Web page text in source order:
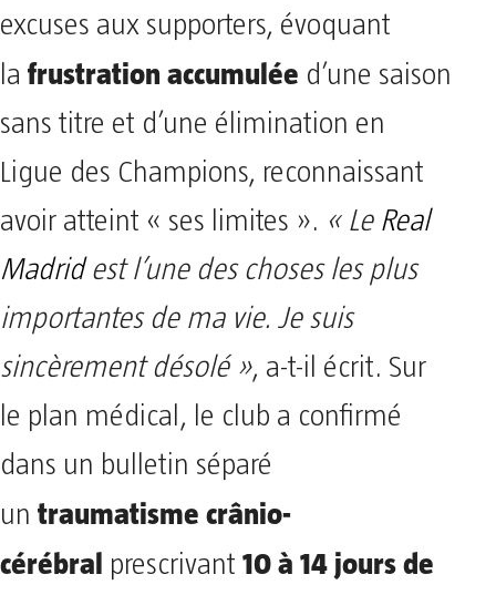
excuses aux supporters, évoquant
la frustration accumulée d’une saison
sans titre et d’une élimination en
Ligue des Champions, reconnaissant
avoir atteint « ses limites ». « Le Real
Madridest l’une des choses les plus
importantes de ma vie. Je suis
sincèrement désolé », a-t-il écrit. Sur
le plan médical, le club a confirmé
dans un bulletin séparé
un traumatisme crânio-
cérébral prescrivant 10 à 14 jours de